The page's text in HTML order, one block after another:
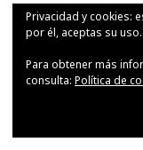
Privacidad y cookies:
por él, aceptas su uso.
Para obtener más
consulta: Política de